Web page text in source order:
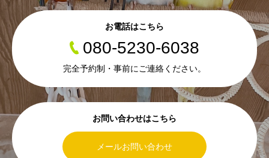
お問い合わせはこちら
メールお問い合わせ
お電話はこちら
080-5230-6038
完全予約制・事前にご連絡ください。